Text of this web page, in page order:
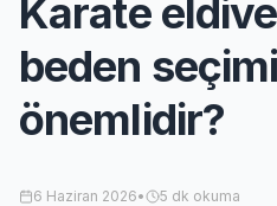
Karate
beden
önemlidir?
6 Haziran 2026• 5 dk okuma